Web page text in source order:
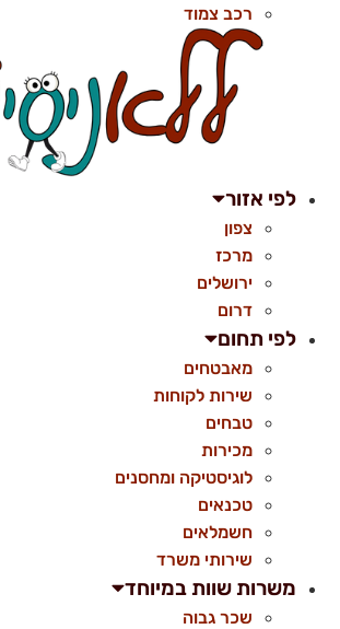
רכב צמוד
לפי אזור
צפון
מרכז
ירושלים
דרום
לפי תחום
מאבטחים
שירות לקוחות
טבחים
מכירות
לוגיסטיקה ומחסנים
טכנאים
חשמלאים
שירותי משרד
משרות שוות במיוחד
שכר גבוה